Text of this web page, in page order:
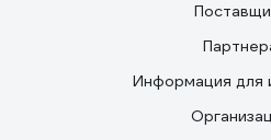
Информация для